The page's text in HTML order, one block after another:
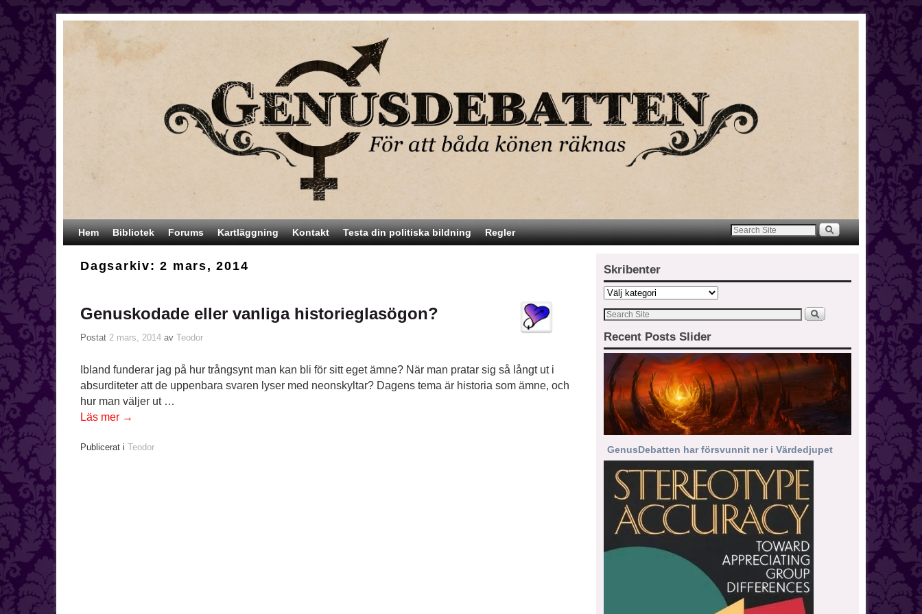
Hoppa till huvudinnehåll
Hoppa till sekundärt innehåll
Hem Bibliotek Forums Kartläggning Kontakt Testa din politiska bildning Regler
Dagsarkiv:2 mars, 2014
Genuskodade eller vanliga historieglasögon?
Postat 2 mars, 2014 av Teodor
Ibland funderar jag på hur trångsynt man kan bli för sitt eget ämne? När man pratar sig så långt ut i
absurditeter att de uppenbara svaren lyser med neonskyltar? Dagens tema är historia som ämne, och
hur man väljer ut …
Läs mer →
Publicerat i Teodor
Skribenter
Recent Posts Slider
GenusDebatten har försvunnit ner i Värdedjupet